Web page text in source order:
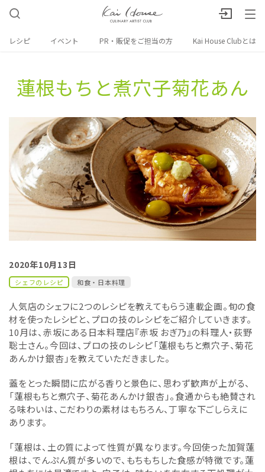
レシピ イベント PR・販促をご担当の方 Kai House Clubとは
蓮根もちと​煮穴子菊花あん
2020年10月13日
シェフのレシピ 和食・日本料理
人気店のシェフに2つのレシピを教えてもらう連載企画。旬の食
材を使ったレシピと、プロの技のレシピをご紹介していきます。
10月は、赤坂にある日本料理店『赤坂 おぎ乃』の料理人・荻野
聡士さん。今回は、プロの技のレシピ「蓮根もちと煮穴子、菊花
あんかけ銀杏」を教えていただきました。
蓋をとった瞬間に広がる香りと景色に、思わず歓声が上がる、
「蓮根もちと煮穴子、菊花あんかけ銀杏」。食通からも絶賛され
る味わいは、こだわりの素材はもちろん、丁寧な下ごしらえに
あります。
「蓮根は、土の質によって性質が異なります。今回使った加賀蓮
根は、でんぷん質が多いので、もちもちした食感が特徴です。蓮